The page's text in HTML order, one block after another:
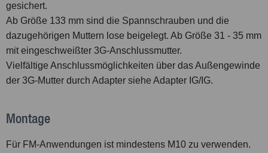
gesichert.
Ab Größe 133 mm sind die Spannschrauben und die
dazugehörigen Muttern lose beigelegt. Ab Größe 31 - 35 mm
mit eingeschweißter 3G-Anschlussmutter.
Vielfältige Anschlussmöglichkeiten über das Außengewinde
der 3G-Mutter durch Adapter siehe Adapter IG/IG.
Montage
Für FM-Anwendungen ist mindestens M10 zu verwenden.